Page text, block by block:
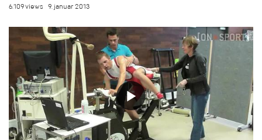
6.109 views 9. januar 2013